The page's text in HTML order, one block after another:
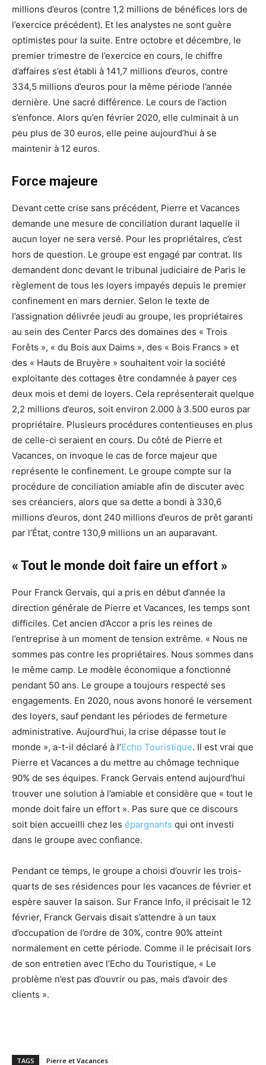
millions d’euros (contre 1,2 millions de bénéfices lors de
l’exercice précédent). Et les analystes ne sont guère
optimistes pour la suite. Entre octobre et décembre, le
premier trimestre de l’exercice en cours, le chiffre
d’affaires s’est établi à 141,7 millions d’euros, contre
334,5 millions d’euros pour la même période l’année
dernière. Une sacré différence. Le cours de l’action
s’enfonce. Alors qu’en février 2020, elle culminait à un
peu plus de 30 euros, elle peine aujourd’hui à se
maintenir à 12 euros.
Force majeure
Devant cette crise sans précédent, Pierre et Vacances
demande une mesure de conciliation durant laquelle il
aucun loyer ne sera versé. Pour les propriétaires, c’est
hors de question. Le groupe est engagé par contrat. Ils
demandent donc devant le tribunal judiciaire de Paris le
règlement de tous les loyers impayés depuis le premier
confinement en mars dernier. Selon le texte de
l’assignation délivrée jeudi au groupe, les propriétaires
au sein des Center Parcs des domaines des « Trois
Forêts », « du Bois aux Daims », des « Bois Francs » et
des « Hauts de Bruyère » souhaitent voir la société
exploitante des cottages être condamnée à payer ces
deux mois et demi de loyers. Cela représenterait quelque
2,2 millions d’euros, soit environ 2.000 à 3.500 euros par
propriétaire. Plusieurs procédures contentieuses en plus
de celle-ci seraient en cours. Du côté de Pierre et
Vacances, on invoque le cas de force majeur que
représente le confinement. Le groupe compte sur la
procédure de conciliation amiable afin de discuter avec
ses créanciers, alors que sa dette a bondi à 330,6
millions d’euros, dont 240 millions d’euros de prêt garanti
par l’État, contre 130,9 millions un an auparavant.
« Tout le monde doit faire un effort »
Pour Franck Gervais, qui a pris en début d’année la
direction générale de Pierre et Vacances, les temps sont
difficiles. Cet ancien d’Accor a pris les reines de
l’entreprise à un moment de tension extrême. « Nous ne
sommes pas contre les propriétaires. Nous sommes dans
le même camp. Le modèle économique a fonctionné
pendant 50 ans. Le groupe a toujours respecté ses
engagements. En 2020, nous avons honoré le versement
des loyers, sauf pendant les périodes de fermeture
administrative. Aujourd’hui, la crise dépasse tout le
monde », a-t-il déclaré à l’Echo Touristique. Il est vrai que
Pierre et Vacances a du mettre au chômage technique
90% de ses équipes. Franck Gervais entend aujourd’hui
trouver une solution à l’amiable et considère que « tout le
monde doit faire un effort ». Pas sure que ce discours
soit bien accueilli chez les épargnants qui ont investi
dans le groupe avec confiance.
Pendant ce temps, le groupe a choisi d’ouvrir les trois-
quarts de ses résidences pour les vacances de février et
espère sauver la saison. Sur France Info, il précisait le 12
février, Franck Gervais disait s’attendre à un taux
d’occupation de l’ordre de 30%, contre 90% atteint
normalement en cette période. Comme il le précisait lors
de son entretien avec l’Echo du Touristique, « Le
problème n’est pas d’ouvrir ou pas, mais d’avoir des
clients ».
TAGS Pierre et Vacances